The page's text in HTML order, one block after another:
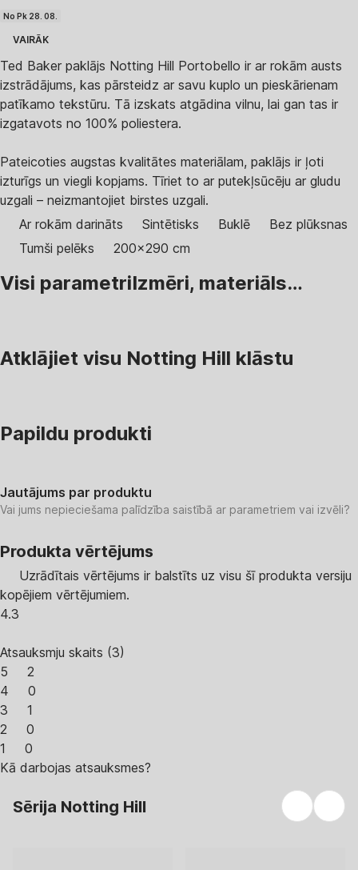
No Pk 28. 08.
VAIRĀK
Ted Baker paklājs Notting Hill Portobello ir ar rokām austs
izstrādājums, kas pārsteidz ar savu kuplo un pieskārienam
patīkamo tekstūru. Tā izskats atgādina vilnu, lai gan tas ir
izgatavots no 100% poliestera.
Pateicoties augstas kvalitātes materiālam, paklājs ir ļoti
izturīgs un viegli kopjams. Tīriet to ar putekļsūcēju ar gludu
uzgali – neizmantojiet birstes uzgali.
Ar rokām darināts
Sintētisks Buklē
Bez plūksnas
Tumši pelēks
200x290 cm
Visi parametriIzmēri, materiāls…
Atklājiet visu Notting Hill klāstu
Papildu produkti
Jautājums par produktu
Vai jums nepieciešama palīdzība saistībā ar parametriem vai izvēli?
Produkta vērtējums
Uzrādītais vērtējums ir balstīts uz visu šī produkta versiju
kopējiem vērtējumiem.
4.3
Atsauksmju skaits (3)
5
2
4
0
3
1
2
0
1
0
Kā darbojas atsauksmes?
Sērija Notting Hill